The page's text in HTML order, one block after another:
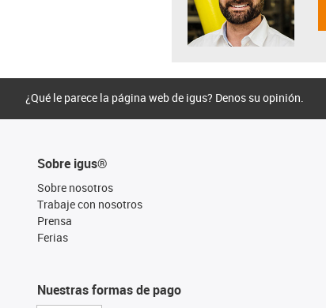
¿Qué le parece la página web de igus? Denos su opinión.
Sobre igus®
Sobre nosotros
Trabaje con nosotros
Prensa
Ferias
Nuestras formas de pago